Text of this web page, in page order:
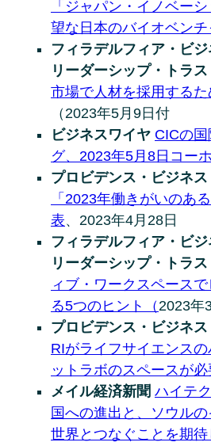
「ジャパン・イノベー
望な日本のバイオベン
フィラデルフィア・ビ
リーダーシップ・トラス
市場で人材を採用するた
（2023年5月9日付
ビジネスワイヤ CICの
グ、2023年5月8日コー
プロビデンス・ビジネ
「2023年働きがいのあ
表、2023年4月28日
フィラデルフィア・ビ
リーダーシップ・トラス
ィブ・ワークスペース
る5つのヒント（2023年
プロビデンス・ビジネス
RIがライフサイエンス
ットラボのスペースが必
メイル経済新聞 ハイテ
国への進出と、ソウル
世界とつなぐことを期待